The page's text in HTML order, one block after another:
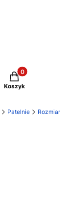
Produkty w
Koszyk
Patelnie Rozmiar